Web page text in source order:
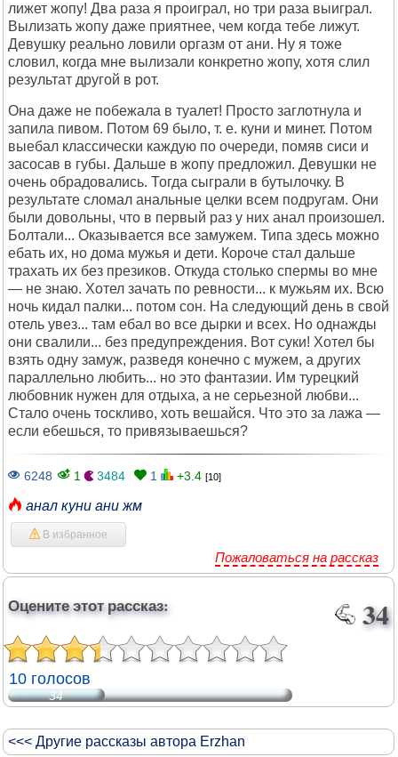
лижет жопу! Два раза я проиграл, но три раза выиграл.
Вылизать жопу даже приятнее, чем когда тебе лижут.
Девушку реально ловили оргазм от ани. Ну я тоже
словил, когда мне вылизали конкретно жопу, хотя слил
результат другой в рот.
Она даже не побежала в туалет! Просто заглотнула и
запила пивом. Потом 69 было, т. е. куни и минет. Потом
выебал классически каждую по очереди, помяв сиси и
засосав в губы. Дальше в жопу предложил. Девушки не
очень обрадовались. Тогда сыграли в бутылочку. В
результате сломал анальные целки всем подругам. Они
были довольны, что в первый раз у них анал произошел.
Болтали... Оказывается все замужем. Типа здесь можно
ебать их, но дома мужья и дети. Короче стал дальше
трахать их без презиков. Откуда столько спермы во мне
— не знаю. Хотел зачать по ревности... к мужьям их. Всю
ночь кидал палки... потом сон. На следующий день в свой
отель увез... там ебал во все дырки и всех. Но однажды
они свалили... без предупреждения. Вот суки! Хотел бы
взять одну замуж, разведя конечно с мужем, а других
параллельно любить... но это фантазии. Им турецкий
любовник нужен для отдыха, а не серьезной любви...
Стало очень тоскливо, хоть вешайся. Что это за лажа —
если ебешься, то привязываешься?
6248 1 3484 1 +3.4 [10]
анал куни ани жм
В избранное
Пожаловаться на рассказ
Оцените этот рассказ: 34
10 голосов
34
<<< Другие рассказы автора Erzhan